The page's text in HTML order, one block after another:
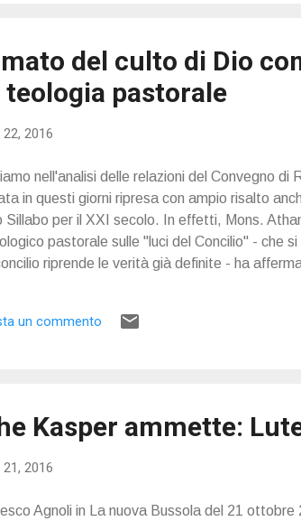
del culto di Dio
teologia pastorale
2016
nell'analisi delle relazioni del Convegno
in questi giorni ripresa con ampio risalto
Sillabo per il XXI secolo. In effetti, Mons.
pastorale sulle "luci del Concilio" - che
riprende le verità già definite - ha
un commento
Kasper ammette:
2016
Agnoli in La nuova Bussola del 21